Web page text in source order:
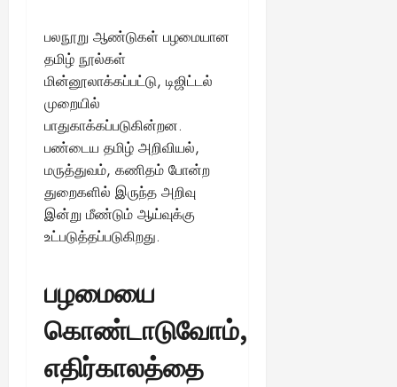
பலநூறு ஆண்டுகள் பழமையான
தமிழ் நூல்கள்
மின்னூலாக்கப்பட்டு, டிஜிட்டல்
முறையில்
பாதுகாக்கப்படுகின்றன.
பண்டைய தமிழ் அறிவியல்,
மருத்துவம், கணிதம் போன்ற
துறைகளில் இருந்த அறிவு
இன்று மீண்டும் ஆய்வுக்கு
உட்படுத்தப்படுகிறது.
பழமையை
கொண்டாடுவோம்,
எதிர்காலத்தை